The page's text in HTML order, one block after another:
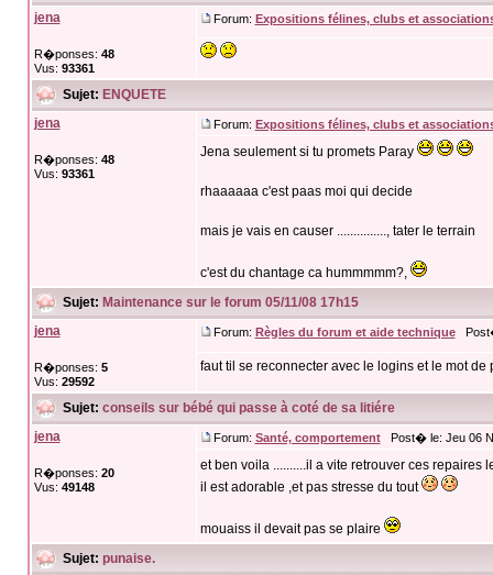
jena
R�ponses: 48
Vus: 93361
Forum: Expositions félines, clubs et
Sujet: ENQUETE
jena
R�ponses: 48
Vus: 93361
Forum: Expositions félines, clubs et
Jena seulement si tu promets Paray
rhaaaaaa c'est paas moi qui decide
mais je vais en causer ..............., tater le terrain
c'est du chantage ca hummmmm?,
Sujet: Maintenance sur le forum 05/11/08 17h15
jena
R�ponses: 5
Vus: 29592
Forum: Règles du forum et aide techniquePost�
faut til se reconnecter avec le logins et le mot
Sujet: conseils sur bébé qui passe à coté de sa litiére
jena
R�ponses: 20
Vus: 49148
Forum: Santé, comportementPost� le: Jeu 06
et ben voila ..........il a vite retrouver ces repaires
il est adorable ,et pas stresse du tout
mouaiss il devait pas se plaire
Sujet: punaise.